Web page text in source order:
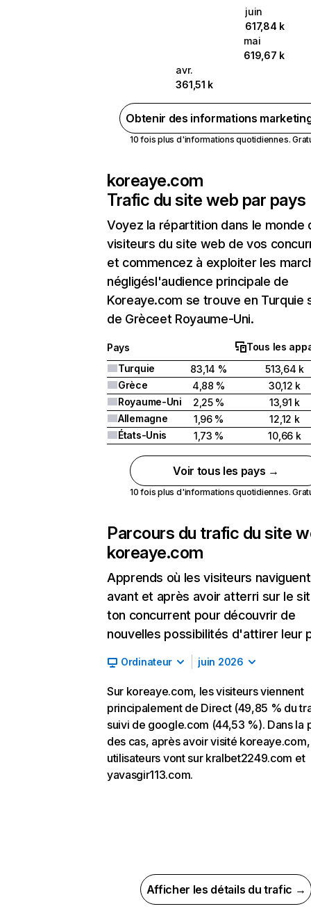
juin
617,84 k
mai
619,67 k
avr.
361,51 k
Obtenir des informations
10 fois plus d'informations quotidiennes.
koreaye.com
Trafic du site web par pays
Voyez la répartition dans le monde
visiteurs du site web de vos
et commencez à exploiter les
négligésl'audience principale de
Koreaye.com se trouve en Turquie
de Grèceet Royaume-Uni.
Pays
Tous les
Turquie
83,14 %
513,64 k
Grèce
4,88 %
30,12 k
Royaume-Uni
2,25 %
13,91 k
Allemagne
1,96 %
12,12 k
États-Unis
1,73 % 10,66 k
Voir tous les pays →
10 fois plus d'informations quotidiennes.
Parcours du trafic du site
koreaye.com
Apprends où les visiteurs naviguent
avant et après avoir atterri sur le
ton concurrent pour découvrir de
nouvelles possibilités d'attirer leur
Ordinateur juin 2026
Sur koreaye.com, les visiteurs viennent
principalement de Direct (49,85 % du
suivi de google.com (44,53 %). Dans la
des cas, après avoir visité
utilisateurs vont sur kralbet2249.com et
yavasgir113.com.
Afficher les détails du trafic →